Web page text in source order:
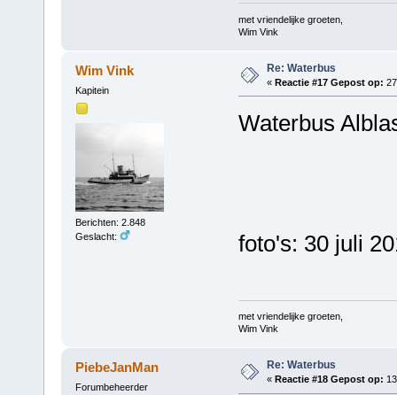
met vriendelijke groeten,
Wim Vink
Wim Vink
Kapitein
Berichten: 2.848
Geslacht:
Re: Waterbus
« Reactie #17 Gepost op:
Waterbus
foto's: 30 juli
met vriendelijke groeten,
Wim Vink
PiebeJanMan
Forumbeheerder
Re: Waterbus
« Reactie #18 Gepost op: